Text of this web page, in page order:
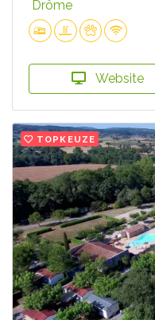
Drôme
Website
TOPKEUZE